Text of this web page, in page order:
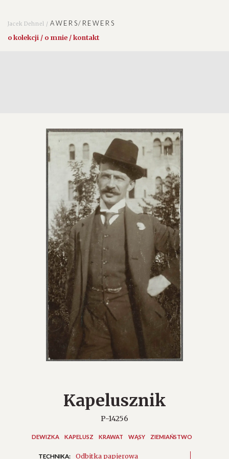
Jacek Dehnel /AWERS/REWERS
o kolekcji / o mnie / kontakt
Kapelusznik
P-14256
DEWIZKA KAPELUSZ KRAWAT WĄSY ZIEMIAŃSTWO
TECHNIKA: Odbitka papierowa